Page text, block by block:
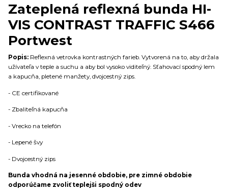
Zateplená reflexná bunda HI-
VIS CONTRAST TRAFFIC S466
Portwest
Popis: Reflexná vetrovka kontrastných farieb. Vytvorená na to, aby držala
užívateľa v teple a suchu a aby bol vysoko viditeľný. Sťahovací spodný lem
a kapucňa, pletené manžety, dvojcestný zips.
- CE certifikované
- Zbaliteľná kapucňa
- Vrecko na telefón
- Lepené švy
- Dvojcestný zips
Bunda vhodná na jesenné obdobie, pre zimné obdobie
odporúčame zvoliť teplejši spodný odev